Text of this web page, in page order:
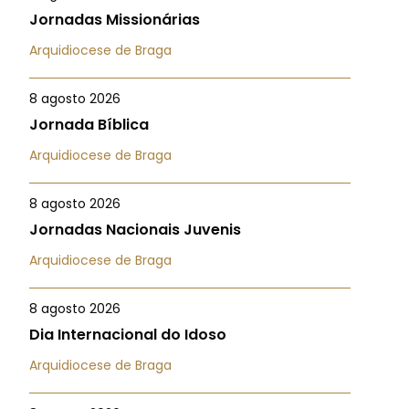
Jornadas Missionárias
Arquidiocese de Braga
8 agosto 2026
Jornada Bíblica
Arquidiocese de Braga
8 agosto 2026
Jornadas Nacionais Juvenis
Arquidiocese de Braga
8 agosto 2026
Dia Internacional do Idoso
Arquidiocese de Braga